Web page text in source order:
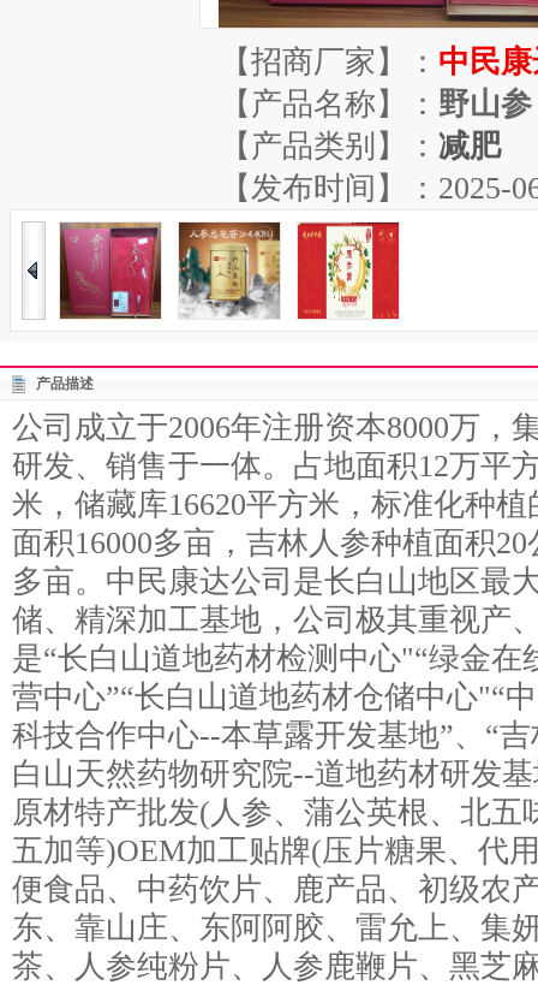
【招商厂家】： 中民
【产品名称】： 野山参
【产品类别】： 减肥
【发布时间】：2025-
产品描述
公司成立于2006年注册资本8000万，
研发、销售于一体。占地面积12万平
米，储藏库16620平方米，标准化种
面积16000多亩，吉林人参种植面积
多亩。中民康达公司是长白山地区最
储、精深加工基地，公司极其重视产
是“长白山道地药材检测中心"“绿金
营中心”“长白山道地药材仓储中心"“
科技合作中心--本草露开发基地”、“
白山天然药物研究院--道地药材研发基
原材特产批发(人参、蒲公英根、北五
五加等)OEM加工贴牌(压片糖果、代
便食品、中药饮片、鹿产品、初级农
东、靠山庄、东阿阿胶、雷允上、集
茶、人参纯粉片、人参鹿鞭片、黑芝